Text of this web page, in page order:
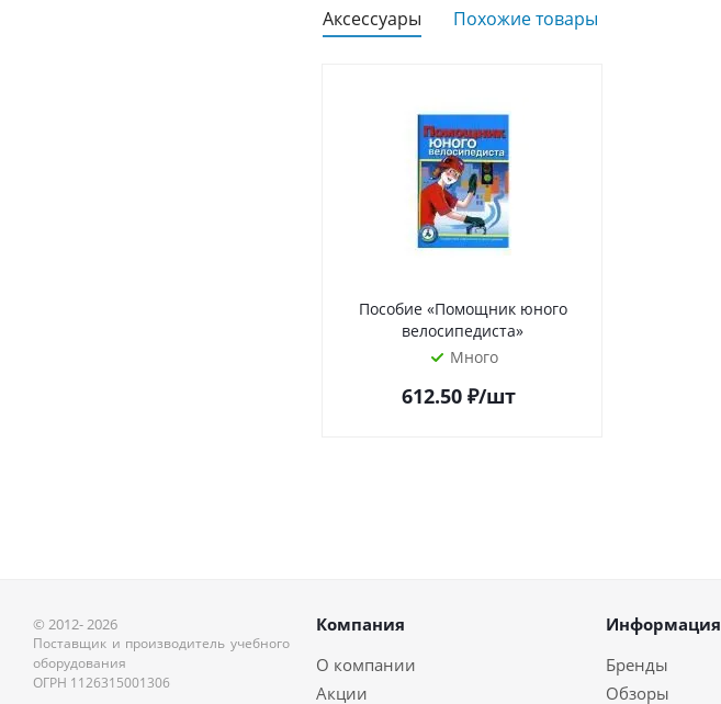
Аксессуары Похожие товары
Пособие «Помощник юного
велосипедиста»
Много
612.50 ₽/шт
© 2012- 2026
Поставщик и производитель учебного
оборудования
ОГРН 1126315001306
Компания
О компании
Акции
Информация
Бренды
Обзоры